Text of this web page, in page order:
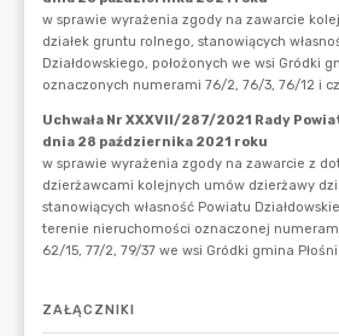
ZAŁĄCZNIKI